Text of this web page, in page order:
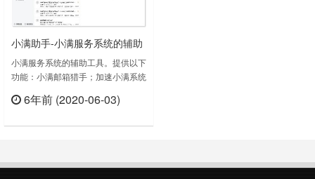
小满助手-小满服务系统的辅助
工具
小满服务系统的辅助工具。提供以下
功能：小满邮箱猎手；加速小满系统
级搜索；和小满邮件桌面端密切配
日……
6年前 (2020-06-03)